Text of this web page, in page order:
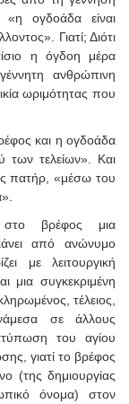
ογδοάδα είναι
Γιατί; Διότι
η όγδοη μέρα
ανθρώπινη
ωριμότητας που
και η ογδοάδα
των τελείων». Και
πατήρ, «μέσω του
στο βρέφος μια
από ανώνυμο
με λειτουργική
μια συγκεκριμένη
τέλειος,
σε άλλους
του αγίου
γιατί το βρέφος
(της δημιουργίας
όνομα) στον